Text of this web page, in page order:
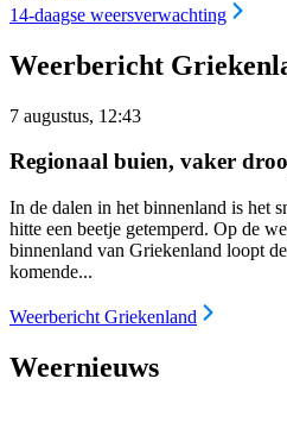
14-daagse weersverwachting
Weerbericht
7 augustus, 12:43
Regionaal buien, vaker
In de dalen in het binnenland is het
hitte een beetje getemperd. Op de
binnenland van Griekenland loopt
komende...
Weerbericht Griekenland
Weernieuws